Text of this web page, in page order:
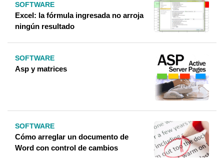
SOFTWARE
Excel: la fórmula ingresada no arroja
ningún resultado
SOFTWARE
Asp y matrices
SOFTWARE
Cómo arreglar un documento de
Word con control de cambios